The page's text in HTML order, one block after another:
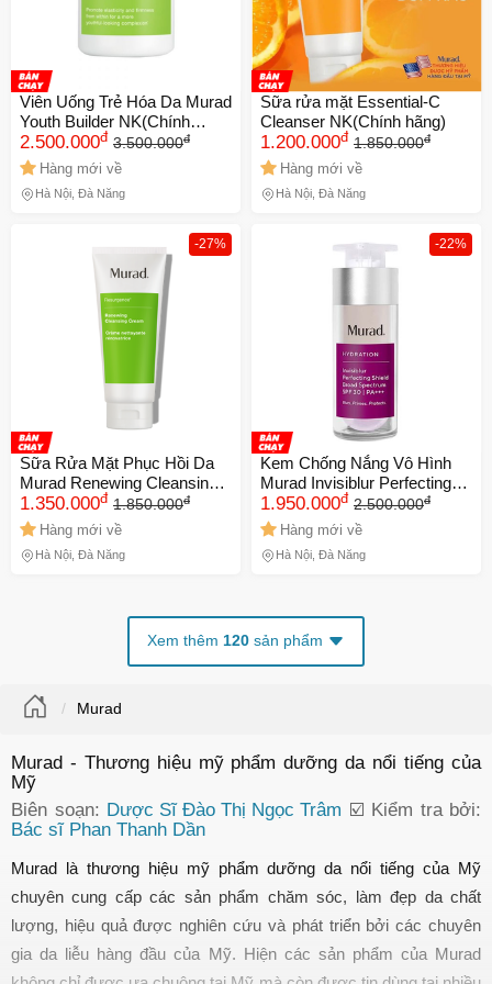
Viên Uống Trẻ Hóa Da Murad
Youth Builder NK(Chính
hãng)
2.500.000đ 3.500.000đ
Hàng mới về
Hà Nội, Đà Nẵng
Sữa rửa mặt Essential-C
Cleanser NK(Chính hãng)
1.200.000đ 1.850.000đ
Hàng mới về
Hà Nội, Đà Nẵng
-27%
Sữa Rửa Mặt Phục Hồi Da
Murad Renewing Cleansing
Cream 200ml NK(Chính
hãng)
1.350.000đ 1.850.000đ
Hàng mới về
Hà Nội, Đà Nẵng
-22%
Kem Chống Nắng Vô Hình
Murad Invisiblur Perfecting
Shield SPF 30 NK(Chính
hãng)
1.950.000đ 2.500.000đ
Hàng mới về
Hà Nội, Đà Nẵng
Xem thêm 120 sản phẩm
Murad
Murad - Thương hiệu mỹ phẩm dưỡng da nổi tiếng của
Mỹ
Biên soạn: Dược Sĩ Đào Thị Ngọc Trâm ☑️ Kiểm tra bởi:
Bác sĩ Phan Thanh Dần
Murad là thương hiệu mỹ phẩm dưỡng da nổi tiếng của Mỹ
chuyên cung cấp các sản phẩm chăm sóc, làm đẹp da chất
lượng, hiệu quả được nghiên cứu và phát triển bởi các chuyên
gia da liễu hàng đầu của Mỹ. Hiện các sản phẩm của Murad